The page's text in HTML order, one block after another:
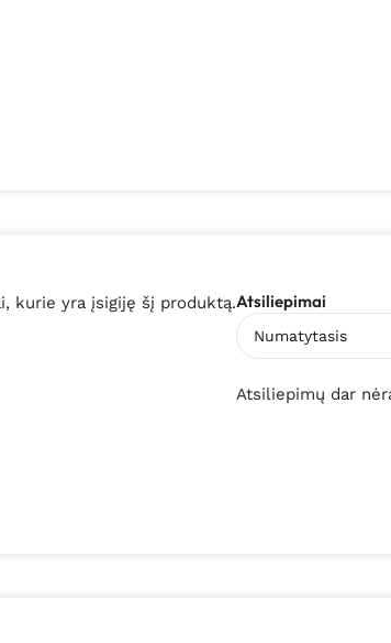
Atsiliepimai
Atsiliepimų dar
kurie yra įsigiję šį produktą.